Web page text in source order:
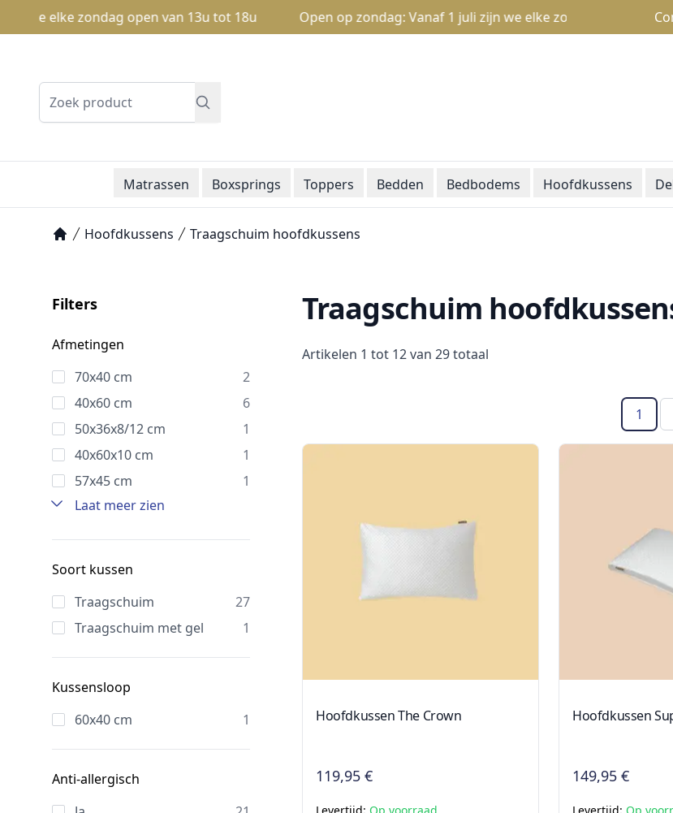
elke zondag open van 13u tot 18u Open op zondag: Vanaf 1 juli zijn we elke zondag open van 13u tot
Zoeken
Matrassen Boxsprings Toppers Bedden Bedbodems Hoofdkussens
Hoofdkussens Traagschuim hoofdkussens
Filters
Afmetingen
70x40 cm
2
40x60 cm
6
50x36x8/12 cm
1
40x60x10 cm
1
57x45 cm
1
Laat meer zien
Soort kussen
Traagschuim
27
Traagschuim met gel
1
Kussensloop
60x40 cm
1
Anti-allergisch
Traagschuim
Artikelen 1 tot 12van 29totaal
1
Hoofdkussen The Crown
119,95 €
Hoofdkussen
149,95 €